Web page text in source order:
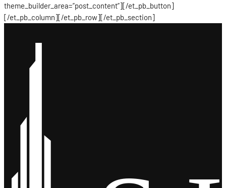
theme_builder_area=”post_content”][/et_pb_button]
[/et_pb_column][/et_pb_row][/et_pb_section]